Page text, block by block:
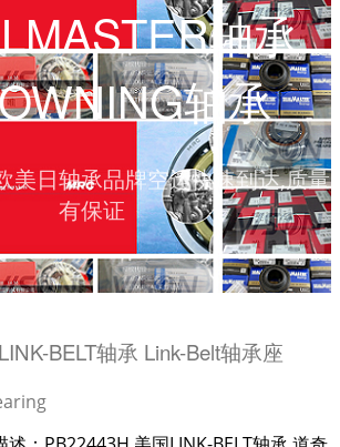
轴承
轴承
美日轴承品牌空运快速到达,质量
有保证
BELT轴承 Link-Belt轴承座